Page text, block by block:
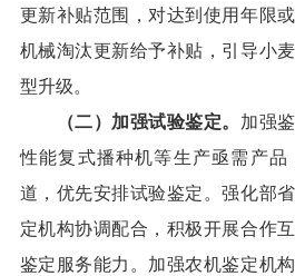
更新补贴范围，对达到使用年限
机械淘汰更新给予补贴，引导小
型升级。
（二）加强试验鉴定。 加强
性能复式播种机等生产亟需产品
道，优先安排试验鉴定。强化部
定机构协调配合，积极开展合作
鉴定服务能力。加强农机鉴定机